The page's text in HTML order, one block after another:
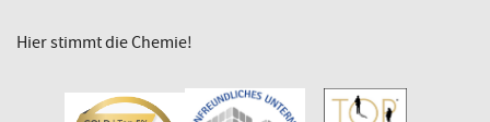
Hier stimmt die Chemie!